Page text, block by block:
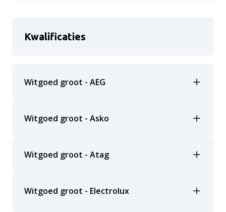
Kwalificaties
Witgoed groot - AEG
Witgoed groot - Asko
Witgoed groot - Atag
Witgoed groot - Electrolux